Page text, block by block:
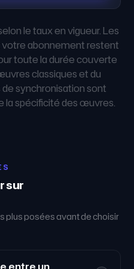
salon
12 mois 12 mois
le taux en vigueur. Les
abonnement restent
toute la durée couverte
classiques et du
synchronisation sont
la spécificité des œuvres.
sur
plus posées avant de choisir